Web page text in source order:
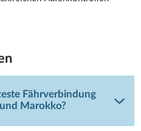
Fährverbindung
Marokko?